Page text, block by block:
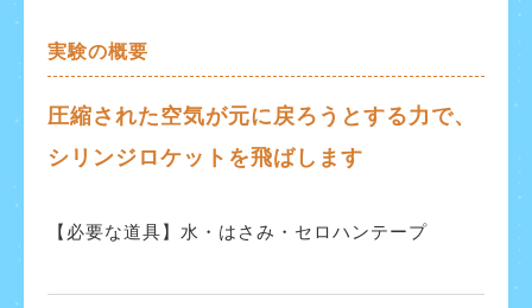
実験の概要
圧縮された空気が元に戻ろうとする力で、
シリンジロケットを飛ばします
【必要な道具】水・はさみ・セロハンテープ